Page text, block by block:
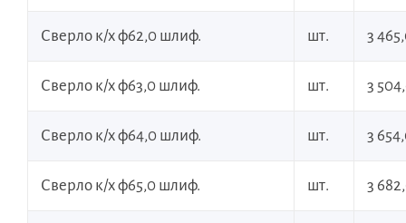
Сверло к/х ф62,0 шлиф. шт. 3
Сверло к/х ф63,0 шлиф. шт. 3
Сверло к/х ф64,0 шлиф. шт. 3
Сверло к/х ф65,0 шлиф. шт. 3